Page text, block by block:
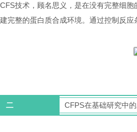
CFS技术，顾名思义，是在没有完整细
建完整的蛋白质合成环境。通过控制反
二 CFPS在基础研究中